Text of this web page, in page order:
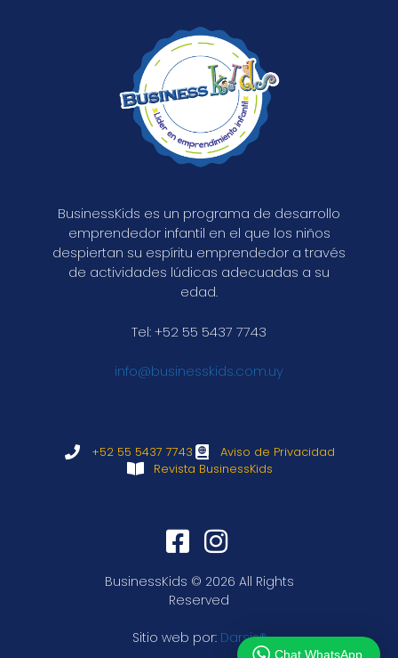
BusinessKids es un programa de desarrollo
emprendedor infantil en el que los niños
despiertan su espíritu emprendedor a través
de actividades lúdicas adecuadas a su
edad.
Tel: +52 55 5437 7743
info@businesskids.com.uy
+52 55 5437 7743
Aviso de Privacidad
Revista BusinessKids
BusinessKids © 2026 All Rights
Reserved
Sitio web por: Darsis®
¡Hola! Haga clic a continuación y nos
BusinessKids®
Chat WhatsApp